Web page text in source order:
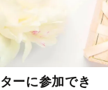
ーに参加でき